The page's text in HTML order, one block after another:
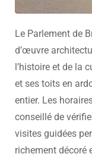
Le Parlement de
d’œuvre
l’histoire et de la
et ses toits en
entier. Les
conseillé de
visites guidées
richement décoré